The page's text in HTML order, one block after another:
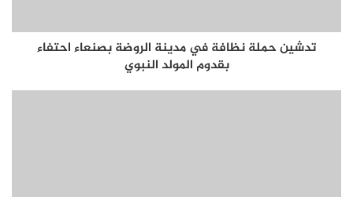
تدشين حملة نظافة في مدينة الروضة بصنعاء احتفاء
بقدوم المولد النبوي